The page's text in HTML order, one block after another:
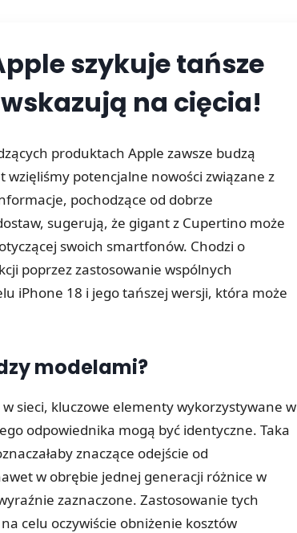
szykuje tańsze
na cięcia!
produktach Apple zawsze budzą
potencjalne nowości związane z
pochodzące od dobrze
sugerują, że gigant z Cupertino może
swoich smartfonów. Chodzi o
poprzez zastosowanie wspólnych
iPhone 18 i jego tańszej wersji, która może
modelami?
w sieci, kluczowe elementy wykorzystywane w
odpowiednika mogą być identyczne. Taka
znaczące odejście od
w obrębie jednej generacji różnice w
zaznaczone. Zastosowanie tych
celu oczywiście obniżenie kosztów